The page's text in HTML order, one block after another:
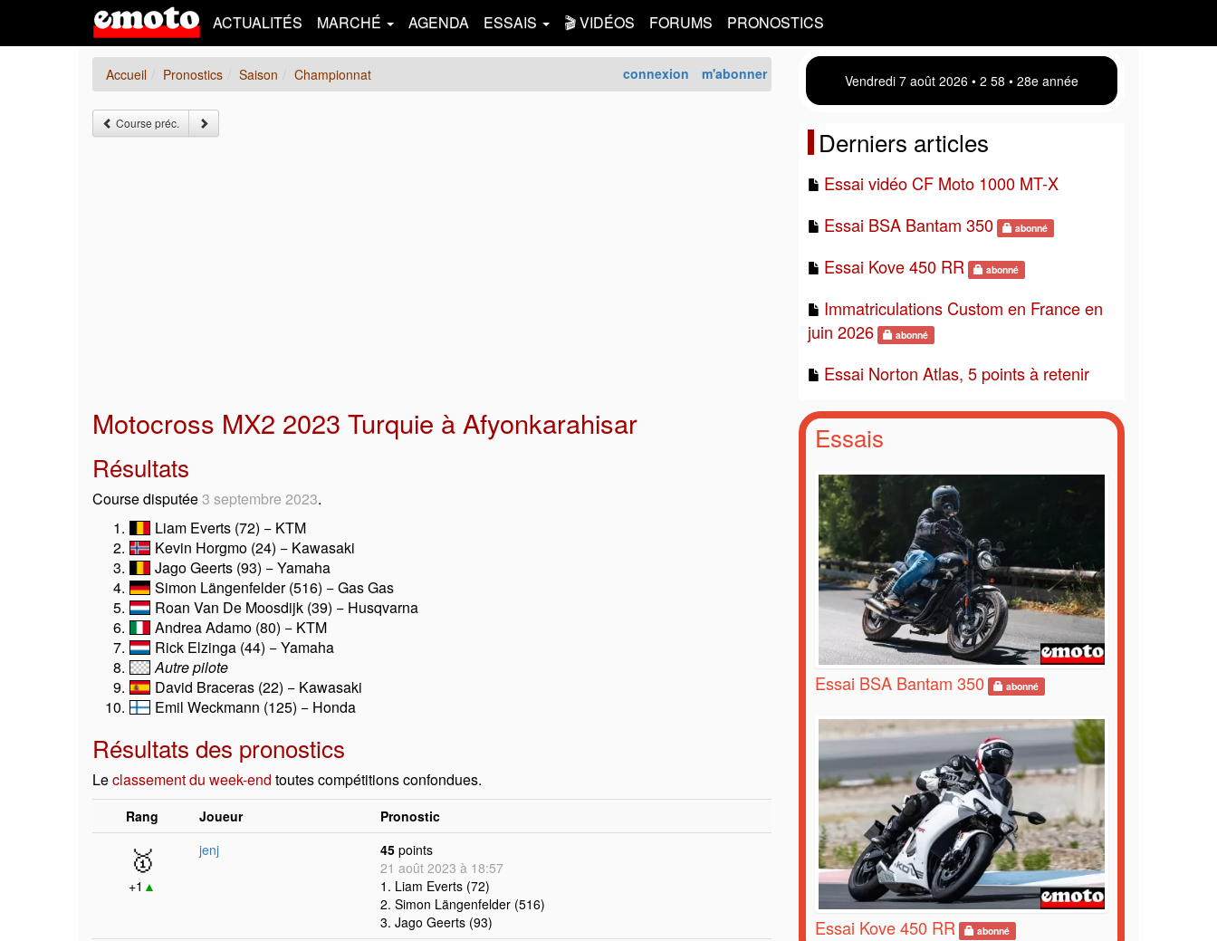
ACTUALITÉS MARCHÉ AGENDA ESSAIS 🎬 VIDÉOS FORUMS PRONOSTICS
connexion m'abonner
Accueil Pronostics Saison Championnat
Course préc.
Motocross MX2 2023 Turquie à Afyonkarahisar
Résultats
Course disputée3 septembre 2023.
Liam Everts (72) − KTM
Kevin Horgmo (24) − Kawasaki
Jago Geerts (93) − Yamaha
Simon Längenfelder (516) − Gas Gas
Roan Van De Moosdijk (39) − Husqvarna
Andrea Adamo (80) − KTM
Rick Elzinga (44) − Yamaha
Autre pilote
David Braceras (22) − Kawasaki
Emil Weckmann (125) − Honda
Résultats des pronostics
Leclassement du week-end toutes compétitions confondues.
Rang Joueur Pronostic
🥇
+1 ▲
jenj 45 points
21 août 2023 à 18:57
1. Liam Everts (72)
2. Simon Längenfelder (516)
3. Jago Geerts (93)
Vendredi 7 août 2026 • 2:58 • 28e année
Derniers articles
Essai vidéo CF Moto 1000 MT-X
Essai BSA Bantam 350
abonné
Essai Kove 450 RR abonné
Immatriculations Custom en France en
juin 2026
abonné
Essai Norton Atlas, 5 points à retenir
Essais
Essai BSA Bantam 350 abonné
Essai Kove 450 RR abonné